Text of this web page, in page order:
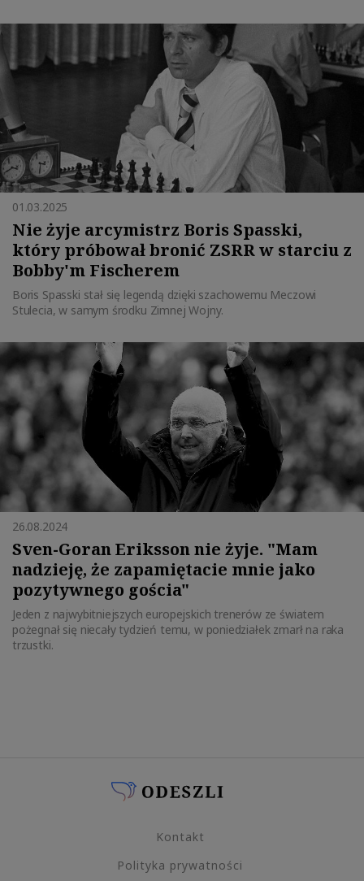
01.03.2025
Nie żyje arcymistrz Boris Spasski,
który próbował bronić ZSRR w starciu z
Bobby'm Fischerem
Boris Spasski stał się legendą dzięki szachowemu Meczowi
Stulecia, w samym środku Zimnej Wojny.
26.08.2024
Sven-Goran Eriksson nie żyje. "Mam
nadzieję, że zapamiętacie mnie jako
pozytywnego gościa"
Jeden z najwybitniejszych europejskich trenerów ze światem
pożegnał się niecały tydzień temu, w poniedziałek zmarł na raka
trzustki.
Kontakt
Polityka prywatności